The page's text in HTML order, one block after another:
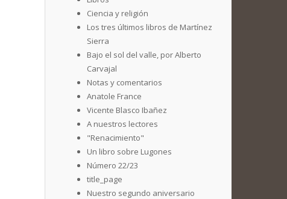
Ciencia y religión
Los tres últimos libros de Martínez
Sierra
Bajo el sol del valle, por Alberto
Carvajal
Notas y comentarios
Anatole France
Vicente Blasco Ibañez
A nuestros lectores
"Renacimiento"
Un libro sobre Lugones
Número 22/23
title_page
Nuestro segundo aniversario